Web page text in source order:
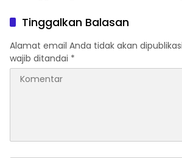
Tanggamus
Tinggalkan Balasan
Alamat email Anda tidak akan
wajib ditandai *